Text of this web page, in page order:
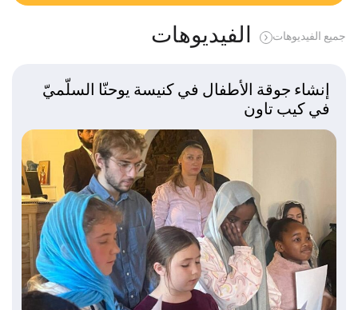
الفيديوهات جميع الفيديوهات
إنشاء جوقة الأطفال في كنيسة يوحنّا السلّميّ
في كيب تاون